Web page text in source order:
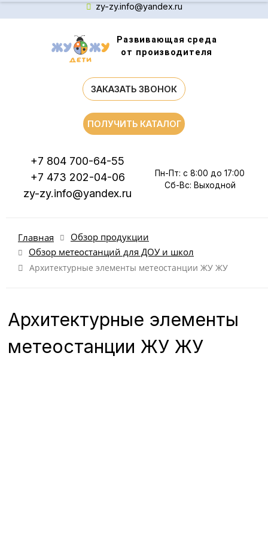
zy-zy.info@yandex.ru
Развивающая среда
от производителя
ЗАКАЗАТЬ ЗВОНОК
+7 804 700-64-55
+7 473 202-04-06
zy-zy.info@yandex.ru
Пн-Пт: с 8:00 до 17:00
Сб-Вс: Выходной
ПОЛУЧИТЬ КАТАЛОГ
Главная
Обзор продукции
Обзор метеостанций для ДОУ и школ
Архитектурные элементы метеостанции ЖУ ЖУ
Архитектурные элементы
метеостанции ЖУ ЖУ